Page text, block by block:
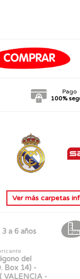
Pago
100%
Ver máscarpetas
3 a 6 años
del
Box 14) -
VALENCIA -